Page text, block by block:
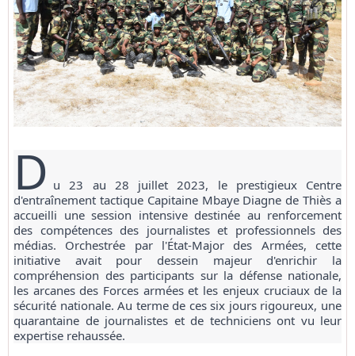
D u 23 au 28 juillet 2023, le prestigieux Centre
d'entraînement tactique Capitaine Mbaye Diagne de Thiès a
accueilli une session intensive destinée au renforcement
des compétences des journalistes et professionnels des
médias. Orchestrée par l'État-Major des Armées, cette
initiative avait pour dessein majeur d'enrichir la
compréhension des participants sur la défense nationale,
les arcanes des Forces armées et les enjeux cruciaux de la
sécurité nationale. Au terme de ces six jours rigoureux, une
quarantaine de journalistes et de techniciens ont vu leur
expertise rehaussée.